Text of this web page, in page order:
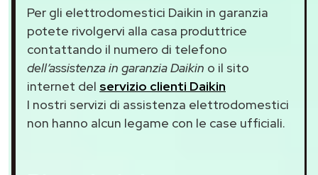
Per gli elettrodomestici Daikin in garanzia
potete rivolgervi alla casa produttrice
contattando il numero di telefono
dell’assistenza in garanzia Daikin o il sito
internet del servizio clienti Daikin
I nostri servizi di assistenza elettrodomestici
non hanno alcun legame con le case ufficiali.